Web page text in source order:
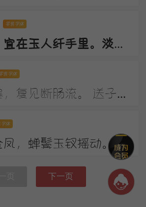
零售字体
玉房金蕊，宜在玉人纤手里。淡月朦胧，更有微微弄袖风。温香熟美，醉慢云鬟垂两耳。多谢春工，不是花红是玉红。
售字体
常经绝脉塞，复见断肠流。 送子成今别，令人起昔愁。 陇云晴半雨，边草夏先秋。 万里长城寄，无贻汉国忧。
字体
捍拨双盘金凤，蝉鬓玉钗摇动。画堂前，人不语，弦解语。弹到昭君怨处，翠蛾愁，不抬头。
下一页